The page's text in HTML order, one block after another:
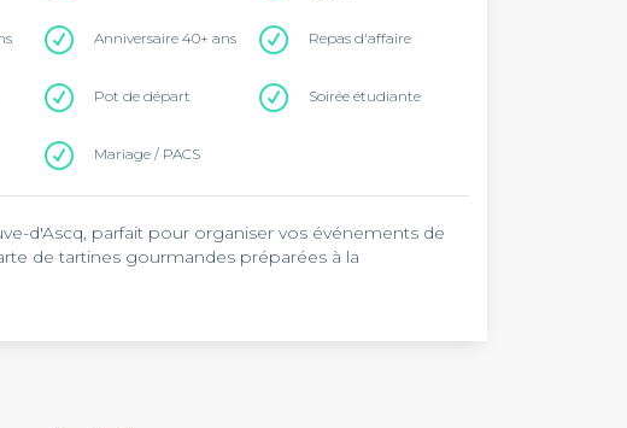
Anniversaire 40+ ans Repas d'affaire
Pot de départ Soirée étudiante
Mariage / PACS
d'Ascq, parfait pour organiser vos événements de
de tartines gourmandes préparées à la